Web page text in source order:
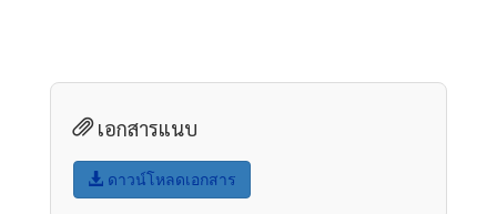
เอกสารแนบ
ดาวน์โหลดเอกสาร